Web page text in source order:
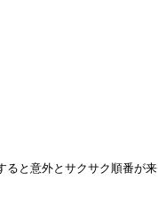
ると意外とサクサク順番が来